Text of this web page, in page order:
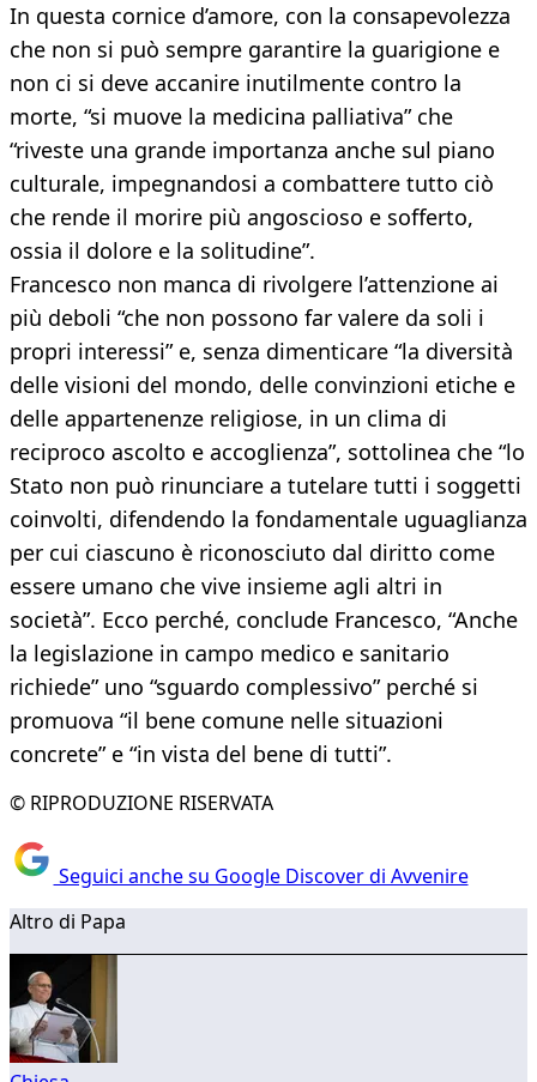
In questa cornice d’amore, con la consapevolezza
che non si può sempre garantire la guarigione e
non ci si deve accanire inutilmente contro la
morte, “si muove la medicina palliativa” che
“riveste una grande importanza anche sul piano
culturale, impegnandosi a combattere tutto ciò
che rende il morire più angoscioso e sofferto,
ossia il dolore e la solitudine”.
Francesco non manca di rivolgere l’attenzione ai
più deboli “che non possono far valere da soli i
propri interessi” e, senza dimenticare “la diversità
delle visioni del mondo, delle convinzioni etiche e
delle appartenenze religiose, in un clima di
reciproco ascolto e accoglienza”, sottolinea che “lo
Stato non può rinunciare a tutelare tutti i soggetti
coinvolti, difendendo la fondamentale uguaglianza
per cui ciascuno è riconosciuto dal diritto come
essere umano che vive insieme agli altri in
società”. Ecco perché, conclude Francesco, “Anche
la legislazione in campo medico e sanitario
richiede” uno “sguardo complessivo” perché si
promuova “il bene comune nelle situazioni
concrete” e “in vista del bene di tutti”.
© RIPRODUZIONE RISERVATA
Seguici anche su Google Discover di Avvenire
Altro di Papa